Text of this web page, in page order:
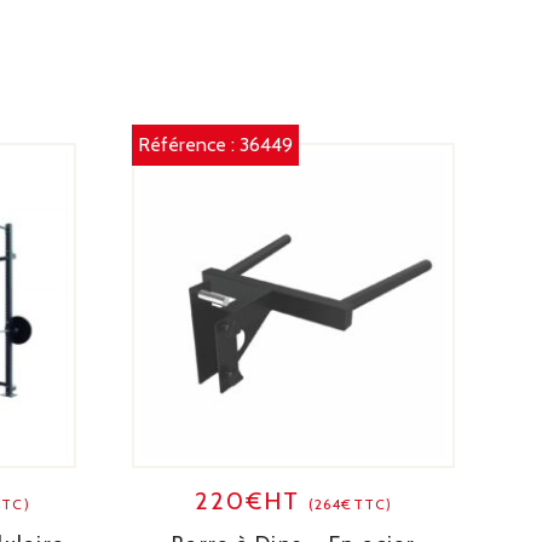
Référence :36449
220€HT (264€TTC)